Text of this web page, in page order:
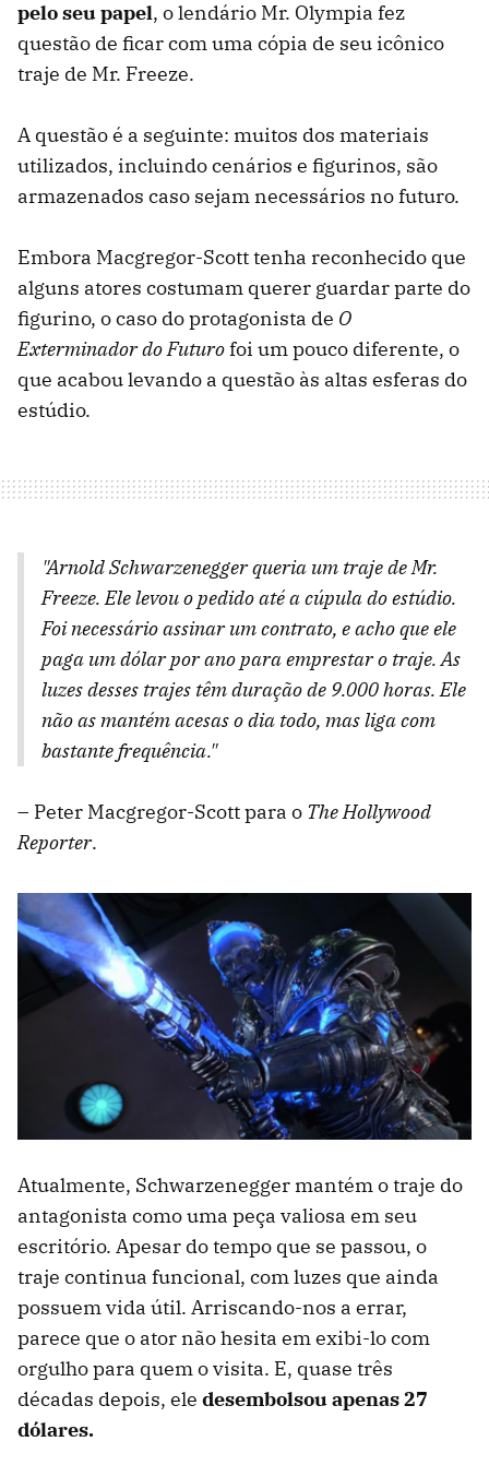
pelo seu papel, o lendário Mr. Olympia fez
questão de ficar com uma cópia de seu icônico
traje de Mr. Freeze.
A questão é a seguinte: muitos dos materiais
utilizados, incluindo cenários e figurinos, são
armazenados caso sejam necessários no futuro.
Embora Macgregor-Scott tenha reconhecido que
alguns atores costumam querer guardar parte do
figurino, o caso do protagonista de O
Exterminador do Futurofoi um pouco diferente, o
que acabou levando a questão às altas esferas do
estúdio.
"Arnold Schwarzenegger queria um traje de Mr.
Freeze. Ele levou o pedido até a cúpula do estúdio.
Foi necessário assinar um contrato, e acho que ele
paga um dólar por ano para emprestar o traje. As
luzes desses trajes têm duração de 9.000 horas. Ele
não as mantém acesas o dia todo, mas liga com
bastante frequência."
– Peter Macgregor-Scott para o The Hollywood
Reporter.
Atualmente, Schwarzenegger mantém o traje do
antagonista como uma peça valiosa em seu
escritório. Apesar do tempo que se passou, o
traje continua funcional, com luzes que ainda
possuem vida útil. Arriscando-nos a errar,
parece que o ator não hesita em exibi-lo com
orgulho para quem o visita. E, quase três
décadas depois, ele desembolsou apenas 27
dólares.